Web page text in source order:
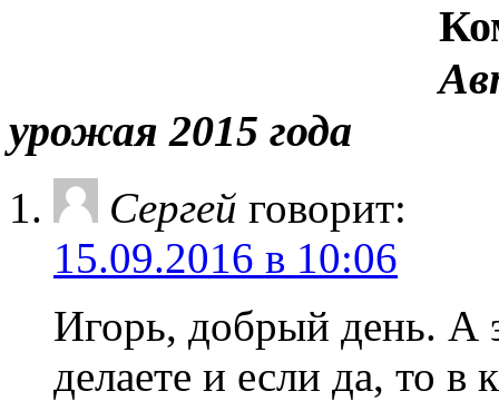
урожая 2015 года
Сергей говорит:
15.09.2016 в 10:06
Игорь, добрый день. А
делаете и если да, то в